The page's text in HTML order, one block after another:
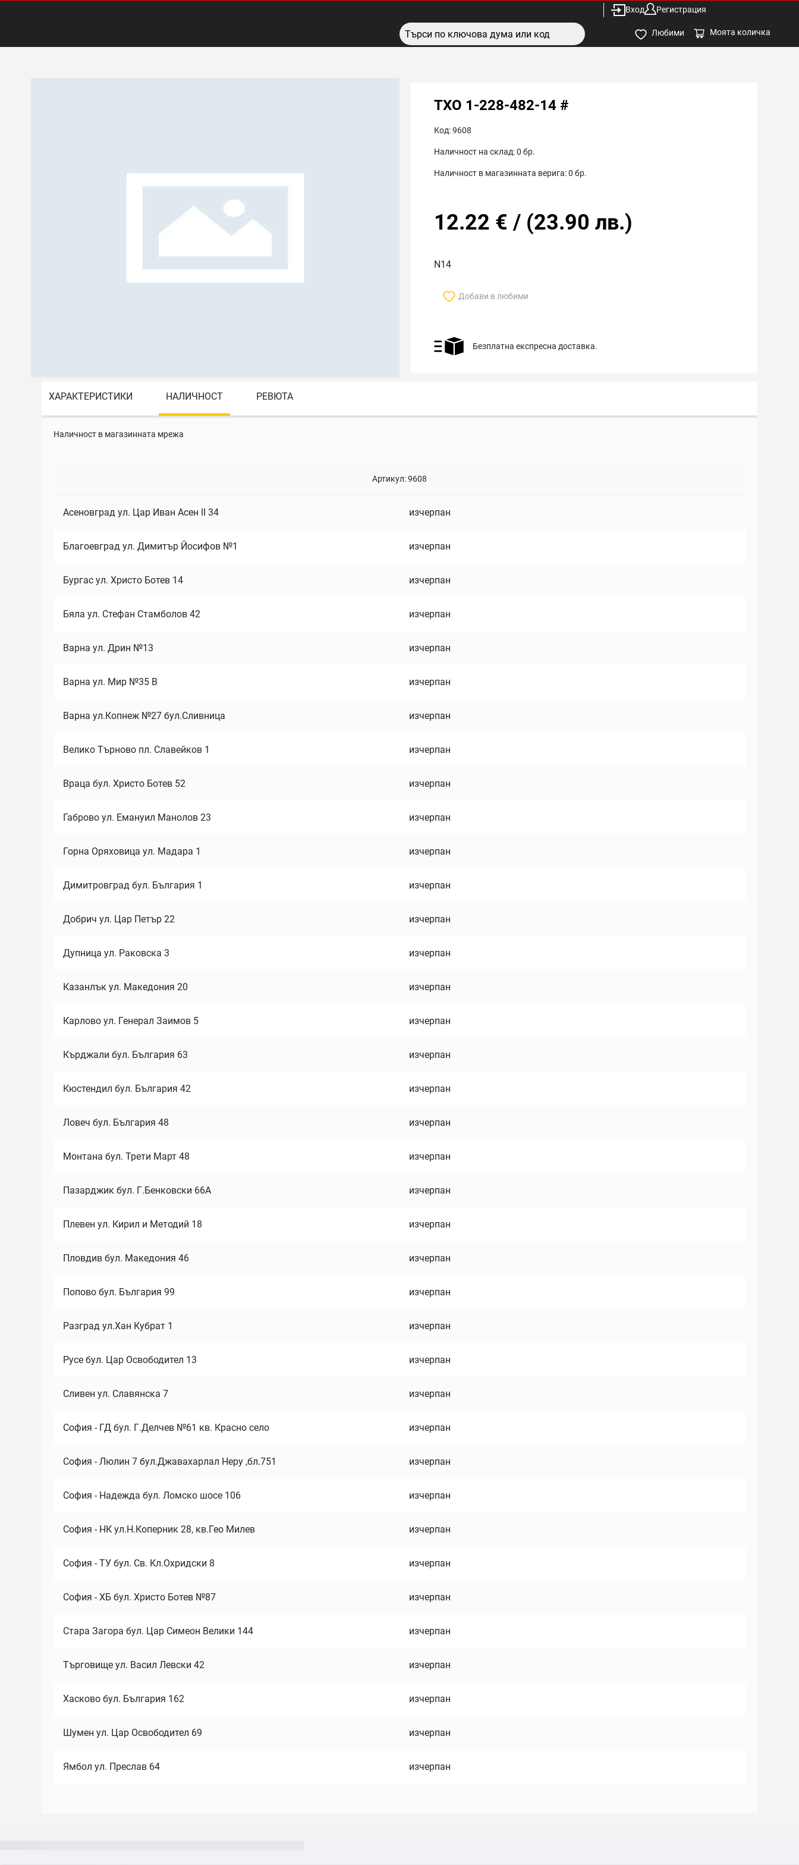
Вход Регистрация
Любими Моята количка
TXO 1-228-482-14 #
Код:9608
Наличност на склад:0 бр.
Наличност в магазинната верига:0 бр.
12.22 € / (23.90 лв.)
N14
Добави в любими
Безплатна експресна доставка.
ХАРАКТЕРИСТИКИ НАЛИЧНОСТ РЕВЮТА
Наличност в магазинната мрежа
Артикул:9608
Асеновград ул. Цар Иван Асен II 34 изчерпан
Благоевград ул. Димитър Йосифов №1 изчерпан
Бургас ул. Христо Ботев 14 изчерпан
Бяла ул. Стефан Стамболов 42 изчерпан
Варна ул. Дрин №13 изчерпан
Варна ул. Мир №35 В изчерпан
Варна ул.Копнеж №27 бул.Сливница изчерпан
Велико Търново пл. Славейков 1 изчерпан
Враца бул. Христо Ботев 52 изчерпан
Габрово ул. Емануил Манолов 23 изчерпан
Горна Оряховица ул. Мадара 1 изчерпан
Димитровград бул. България 1 изчерпан
Добрич ул. Цар Петър 22 изчерпан
Дупница ул. Раковска 3 изчерпан
Казанлък ул. Македония 20 изчерпан
Карлово ул. Генерал Заимов 5 изчерпан
Кърджали бул. България 63 изчерпан
Кюстендил бул. България 42 изчерпан
Ловеч бул. България 48 изчерпан
Монтана бул. Трети Март 48 изчерпан
Пазарджик бул. Г.Бенковски 66А изчерпан
Плевен ул. Кирил и Методий 18 изчерпан
Пловдив бул. Македония 46 изчерпан
Попово бул. България 99 изчерпан
Разград ул.Хан Кубрат 1 изчерпан
Русе бул. Цар Освободител 13 изчерпан
Сливен ул. Славянска 7 изчерпан
София - ГД бул. Г.Делчев №61 кв. Красно село изчерпан
София - Люлин 7 бул.Джавахарлал Неру ,бл.751 изчерпан
София - Надежда бул. Ломско шосе 106 изчерпан
София - НК ул.Н.Коперник 28, кв.Гео Милев изчерпан
София - ТУ бул. Св. Кл.Охридски 8 изчерпан
София - ХБ бул. Христо Ботев №87 изчерпан
Стара Загора бул. Цар Симеон Велики 144 изчерпан
Търговище ул. Васил Левски 42 изчерпан
Хасково бул. България 162 изчерпан
Шумен ул. Цар Освободител 69 изчерпан
Ямбол ул. Преслав 64 изчерпан